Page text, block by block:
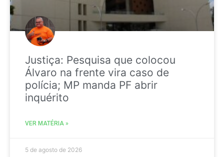
Justiça: Pesquisa que colocou
Álvaro na frente vira caso de
polícia; MP manda PF abrir
inquérito
VER MATÉRIA »
5 de agosto de 2026